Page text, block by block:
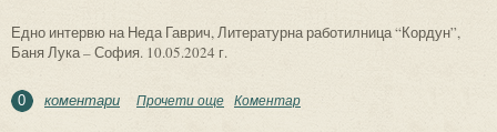
Едно интервю на Неда Гаврич, Литературна работилница “Кордун”,
Баня Лука – София. 10.05.2024 г.
0 коментари Прочети още about Наталия Недялкова: Изкуството
Коментар